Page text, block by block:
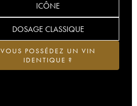
ICÔNE
DOSAGE CLASSIQUE
VOUS POSSÉDEZ UN VIN
IDENTIQUE ?